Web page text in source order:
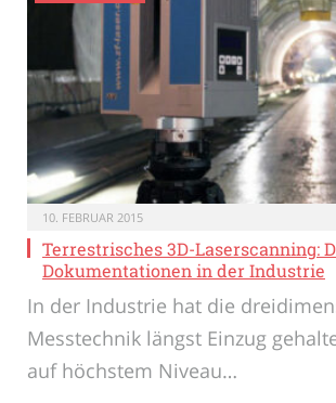
10. FEBRUAR 2015
Terrestrisches 3D-Laserscanning:
Dokumentationen in der Industrie
In der Industrie hat die
Messtechnik längst Einzug
auf höchstem Niveau…